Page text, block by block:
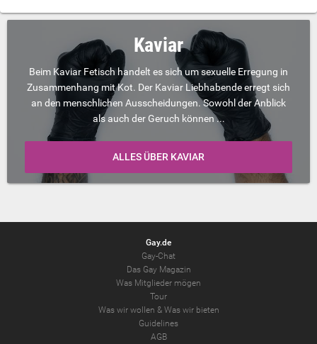
Kaviar
Beim Kaviar Fetisch handelt es sich um sexuelle Erregung in
Zusammenhang mit Kot. Der Kaviar Liebhabende erregt sich
an den menschlichen Ausscheidungen. Sowohl der Anblick
als auch der Geruch können ...
ALLES ÜBER KAVIAR
Gay.de
Gay-Chat
Das Gay Magazin
Was Mitglieder mögen
Tour
Was wir wollen & Was wir bieten
Guidelines
AGB